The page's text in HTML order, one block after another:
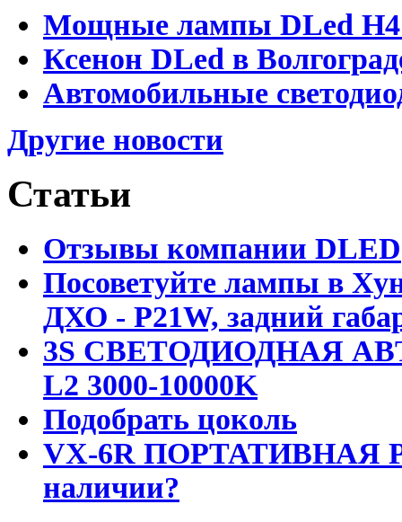
Мощные лампы DLed H4
Ксенон DLed в
Автомобильные
Другие новости
Статьи
Отзывы компании DLED
Посоветуйте лампы в
ДХО - P21W, задний
3S СВЕТОДИОДНАЯ
L2 3000-10000K
Подобрать цоколь
VX-6R ПОРТАТИВНАЯ
наличии?